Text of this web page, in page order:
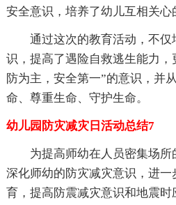
安全意识，培养了幼儿互相关心
通过这次的教育活动，不
识，提高了遇险自救逃生能力，
防为主，安全第一”的意识，并
命、尊重生命、守护生命。
幼儿园防灾减灾日活动总结7
为提高师幼在人员密集场所
深化师幼的防灾减灾意识，进
育，提高防震减灾意识和地震